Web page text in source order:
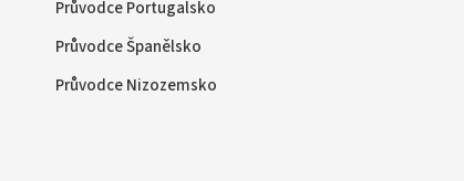
Průvodce Portugalsko
Průvodce Španělsko
Průvodce Nizozemsko